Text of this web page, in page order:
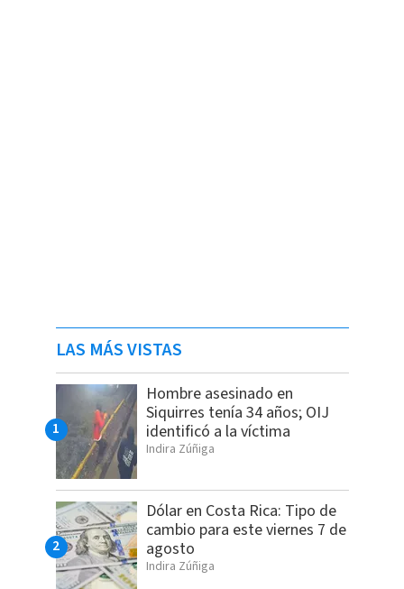
LAS MÁS VISTAS
Hombre asesinado en
Siquirres tenía 34 años; OIJ
identificó a la víctima
Indira Zúñiga
Dólar en Costa Rica: Tipo de
cambio para este viernes 7 de
agosto
Indira Zúñiga